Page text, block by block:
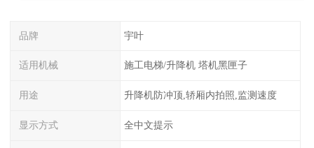
品牌 宇叶
适用机械 施工电梯/升降机 塔机黑匣子
用途 升降机防冲顶,轿厢内拍照,监测速度
显示方式 全中文提示